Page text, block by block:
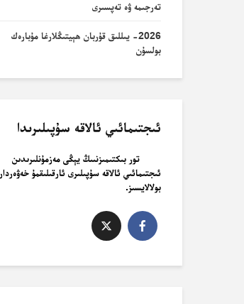
تەرجىمە ۋە تەپسىرى
2026- يىللىق قۇربان ھېيتىڭلارغا مۇبارەك
بولسۇن
ئىجتىمائىي ئالاقە سۇپىلىرىدا
تور بىكتىمىزنىىڭ يېڭى مەزمۇنلىرىدىن
ئىجتىمائىي ئالاقە سۇپىلىرى ئارقىلىقمۇ خەۋەردار
بولالايسىز.